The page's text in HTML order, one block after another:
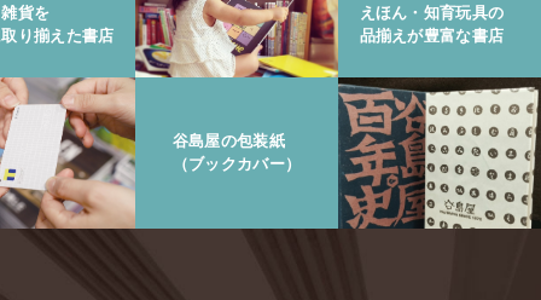
貨を
り揃えた書店
えほん・知育玩具の
品揃えが豊富な書店
谷島屋の包装紙
（ブックカバー）